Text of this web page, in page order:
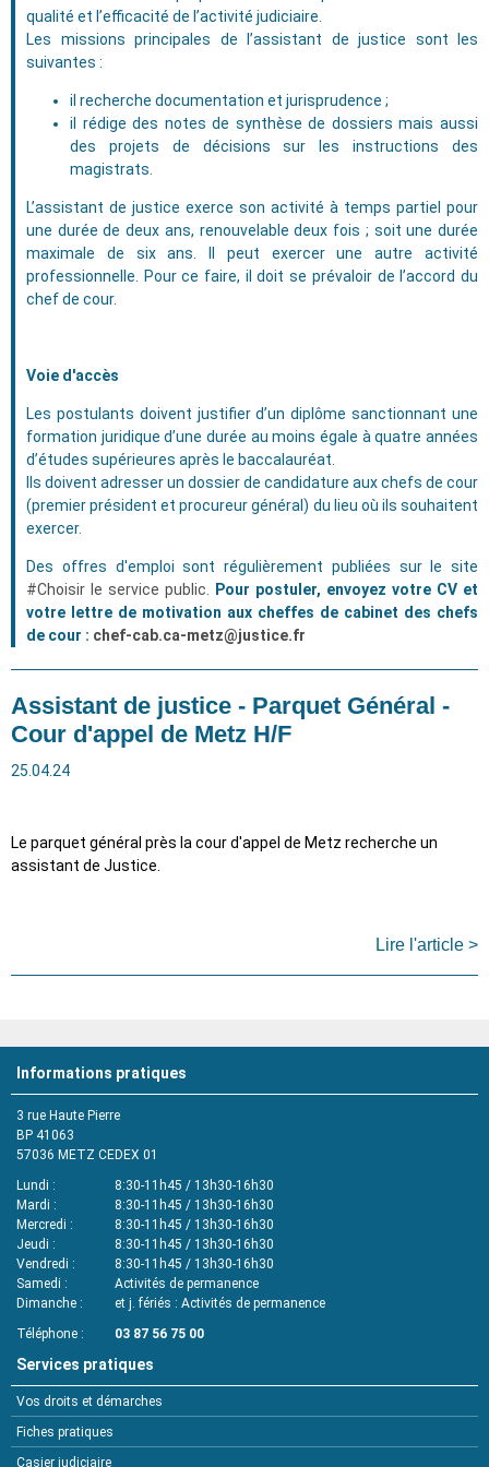
qualité et l’efficacité de l’activité judiciaire.
Les missions principales de l’assistant de justice sont les
suivantes :
il recherche documentation et jurisprudence ;
il rédige des notes de synthèse de dossiers mais aussi
des projets de décisions sur les instructions des
magistrats.
L’assistant de justice exerce son activité à temps partiel pour
une durée de deux ans, renouvelable deux fois ; soit une durée
maximale de six ans. Il peut exercer une autre activité
professionnelle. Pour ce faire, il doit se prévaloir de l’accord du
chef de cour.
Voie d'accès
Les postulants doivent justifier d’un diplôme sanctionnant une
formation juridique d’une durée au moins égale à quatre années
d’études supérieures après le baccalauréat.
Ils doivent adresser un dossier de candidature aux chefs de cour
(premier président et procureur général) du lieu où ils souhaitent
exercer.
Des offres d'emploi sont régulièrement publiées sur le site
#Choisir le service public
Pour postuler, envoyez votre CV et
votre lettre de motivation aux cheffes de cabinet des chefs
de cour : chef-cab.ca-metz@justice.fr
Assistant de justice - Parquet Général -
Cour d'appel de Metz H/F
25.04.24
Le parquet général près la cour d'appel de Metz recherche un
assistant de Justice.
Lire l'article >
Informations pratiques
3 rue Haute Pierre
BP 41063
57036 METZ CEDEX 01
Lundi
8:30-11h45 / 13h30-16h30
Mardi
8:30-11h45 / 13h30-16h30
Mercredi
8:30-11h45 / 13h30-16h30
Jeudi
8:30-11h45 / 13h30-16h30
Vendredi
8:30-11h45 / 13h30-16h30
Samedi
Activités de permanence
Dimanche
et j. fériés : Activités de permanence
Téléphone
03 87 56 75 00
Services pratiques
Vos droits et démarches
Fiches pratiques
Casier judiciaire